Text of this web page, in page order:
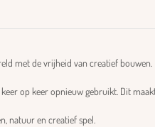
met de vrijheid van creatief
op keer opnieuw gebruikt. Dit
natuur en creatief spel.